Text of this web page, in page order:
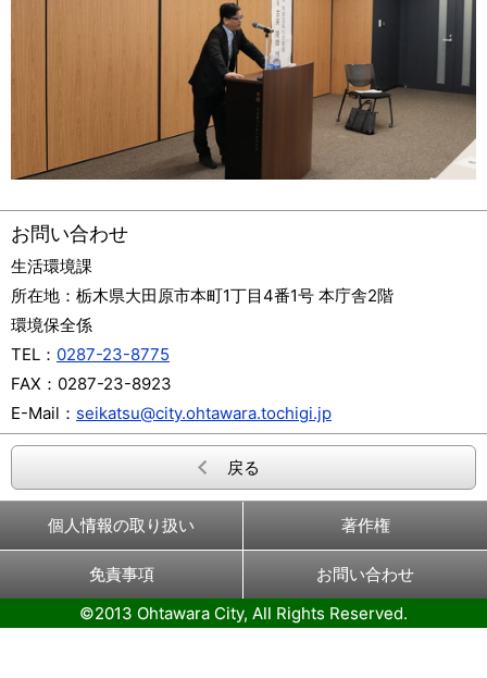
お問い合わせ
生活環境課
所在地： 栃木県大田原市本町1丁目4番1号 本庁舎2階
環境保全係
TEL： 0287-23-8775
FAX： 0287-23-8923
E-Mail： seikatsu@city.ohtawara.tochigi.jp
戻る
個人情報の取り扱い 著作権
免責事項
お問い合わせ
©2013 Ohtawara City, All Rights Reserved.